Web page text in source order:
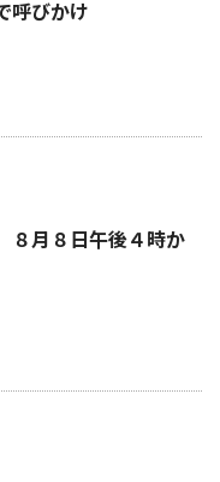
呼びかけ
月８日午後４時か